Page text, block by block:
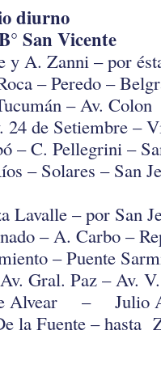
diurno
San Vicente
y A. Zanni – por
– Peredo –
– Av.
24 de Setiembre –
– C. Pellegrini –
– Solares – San
Lavalle – por San
– A. Carbo –
– Puente
Gral. Paz – Av.
Alvear – Julio
Fuente – hasta